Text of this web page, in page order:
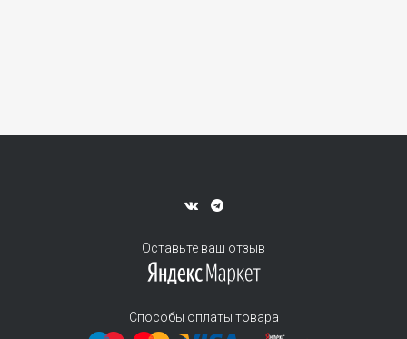
Оставьте ваш отзыв
Способы оплаты товара